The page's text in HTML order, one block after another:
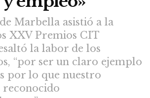
Marbella asistió a la
XXV Premios CIT
la labor de los
“por ser un claro ejemplo
por lo que nuestro